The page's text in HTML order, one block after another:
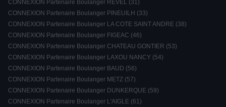
CONNEXION Partenaire Boulanger REVEL (31)
CONNEXION Partenaire Boulanger PINEUILH (33)
CONNEXION Partenaire Boulanger LA COTE SAINT ANDRE (38)
CONNEXION Partenaire Boulanger FIGEAC (46)
CONNEXION Partenaire Boulanger CHATEAU GONTIER (53)
CONNEXION Partenaire Boulanger LAXOU NANCY (54)
CONNEXION Partenaire Boulanger BAUD (56)
CONNEXION Partenaire Boulanger METZ (57)
CONNEXION Partenaire Boulanger DUNKERQUE (59)
CONNEXION Partenaire Boulanger L'AIGLE (61)